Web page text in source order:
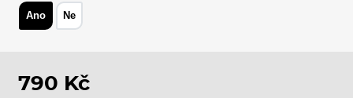
Ano Ne
790 Kč